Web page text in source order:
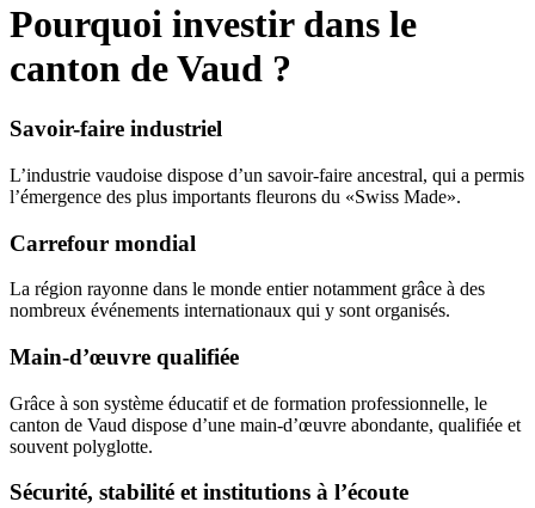
Pourquoi investir dans le
canton de Vaud ?
Savoir-faire industriel
L’industrie vaudoise dispose d’un savoir-faire ancestral, qui a permis
l’émergence des plus importants fleurons du «Swiss Made».
Carrefour mondial
La région rayonne dans le monde entier notamment grâce à des
nombreux événements internationaux qui y sont organisés.
Main-d’œuvre qualifiée
Grâce à son système éducatif et de formation professionnelle, le
canton de Vaud dispose d’une main-d’œuvre abondante, qualifiée et
souvent polyglotte.
Sécurité, stabilité et institutions à l’écoute